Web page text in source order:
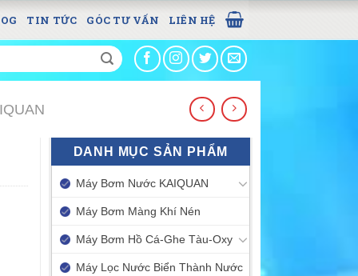
TIN TỨC GÓC TƯ VẤN LIÊN HỆ
DANH MỤC SẢN PHẨM
Máy Bơm Nước KAIQUAN
Máy Bơm Màng Khí Nén
Máy Bơm Hồ Cá-Ghe Tàu-Oxy
Máy Lọc Nước Biển Thành Nước